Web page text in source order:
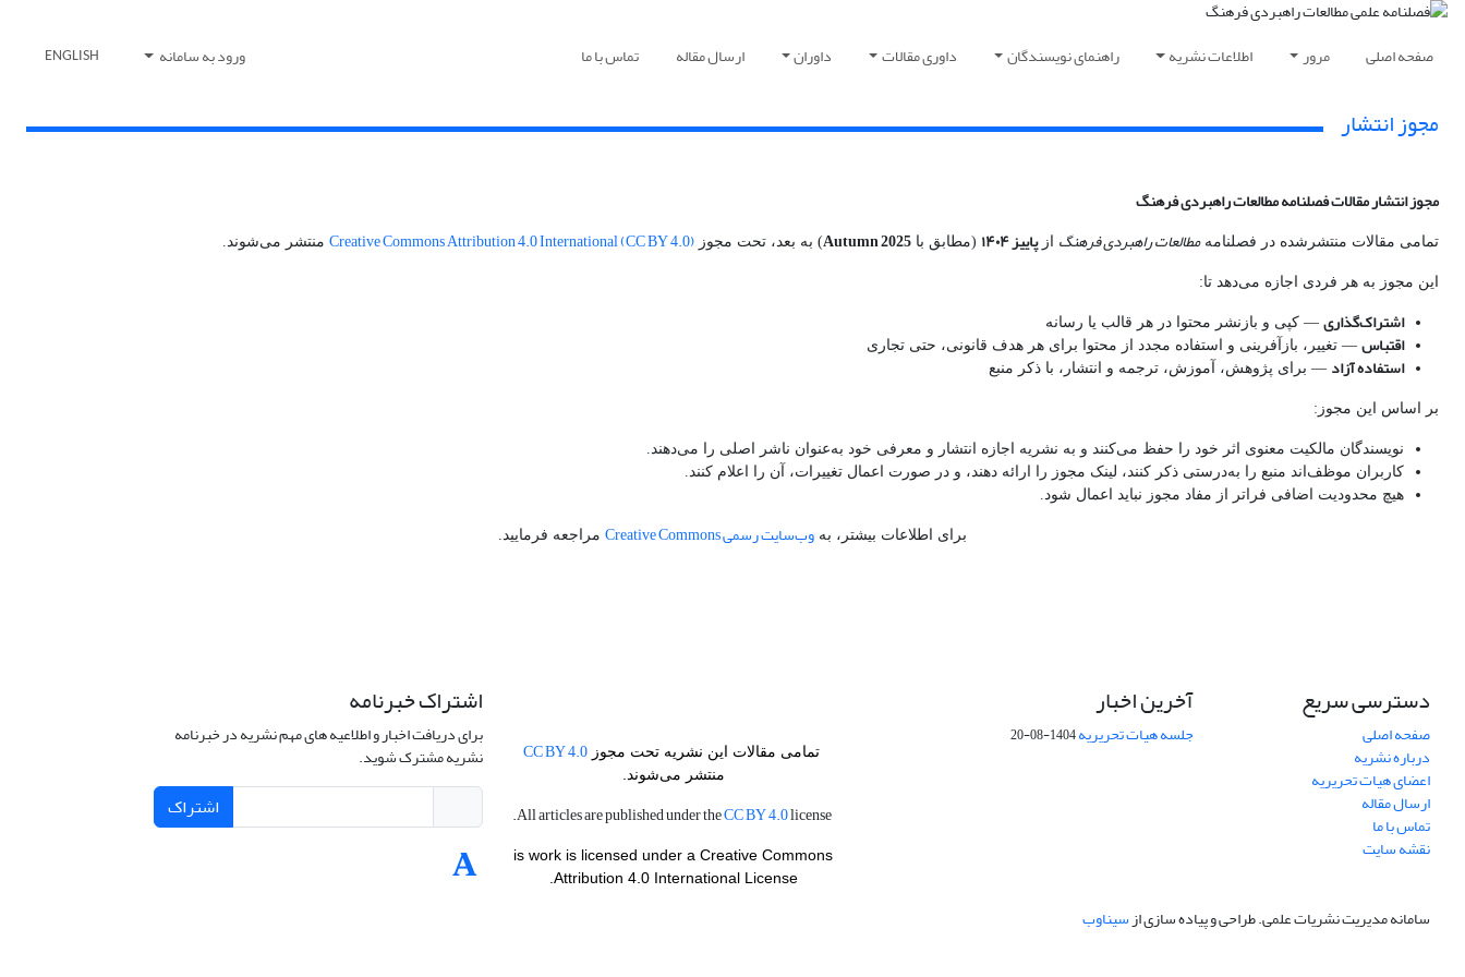
صفحه اصلی مرور اطلاعات نشریه راهنمای نویسندگان داوری مقالات داوران ارسال مقاله تماس با ما ورود به سامانه ENGLISH
مجوز انتشار
مجوز انتشار مقالات فصلنامه مطالعات راهبردی فرهنگ
تمامی مقالات منتشرشده در فصلنامهمطالعات راهبردی فرهنگ ازپاییز ۱۴۰۴ (مطابق با Autumn 2025) به بعد، تحت مجوز Creative Commons Attribution 4.0 International (CC BY 4.0) منتشر می‌شوند.
این مجوز به هر فردی اجازه می‌دهد تا:
اشتراک‌گذاری — کپی و بازنشر محتوا در هر قالب یا رسانه
اقتباس — تغییر، بازآفرینی و استفاده مجدد از محتوا برای هر هدف قانونی، حتی تجاری
استفاده آزاد — برای پژوهش، آموزش، ترجمه و انتشار، با ذکر منبع
بر اساس این مجوز:
نویسندگان مالکیت معنوی اثر خود را حفظ می‌کنند و به نشریه اجازه انتشار و معرفی خود به‌عنوان ناشر اصلی را می‌دهند.
کاربران موظف‌اند منبع را به‌درستی ذکر کنند، لینک مجوز را ارائه دهند، و در صورت اعمال تغییرات، آن را اعلام کنند.
هیچ محدودیت اضافی فراتر از مفاد مجوز نباید اعمال شود.
برای اطلاعات بیشتر، به وب‌سایت رسمی Creative Commons مراجعه فرمایید.
دسترسی سریع
صفحه اصلی
درباره نشریه
اعضای هیات تحریریه
ارسال مقاله
تماس با ما
نقشه سایت
آخرین اخبار
جلسه هیات تحریریه1404-08-20
تمامی مقالات این نشریه تحت مجوزCC BY 4.0
منتشر می‌شوند.
CC BY 4.0license.
is work is licensed under a Creative Commons
Attribution 4.0 International License.
اشتراک خبرنامه
برای دریافت اخبار و اطلاعیه های مهم نشریه در خبرنامه
نشریه مشترک شوید.
اشتراک
سامانه مدیریت نشریات علمی.طراحی و پیاده سازی ازسیناوب